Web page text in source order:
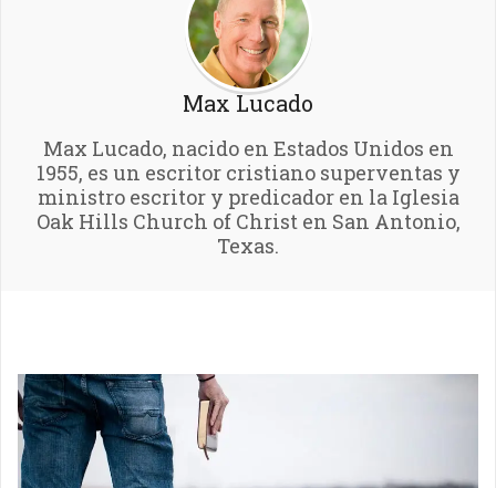
Max Lucado
Max Lucado, nacido en Estados Unidos en
1955, es un escritor cristiano superventas y
ministro escritor y predicador en la Iglesia
Oak Hills Church of Christ en San Antonio,
Texas.